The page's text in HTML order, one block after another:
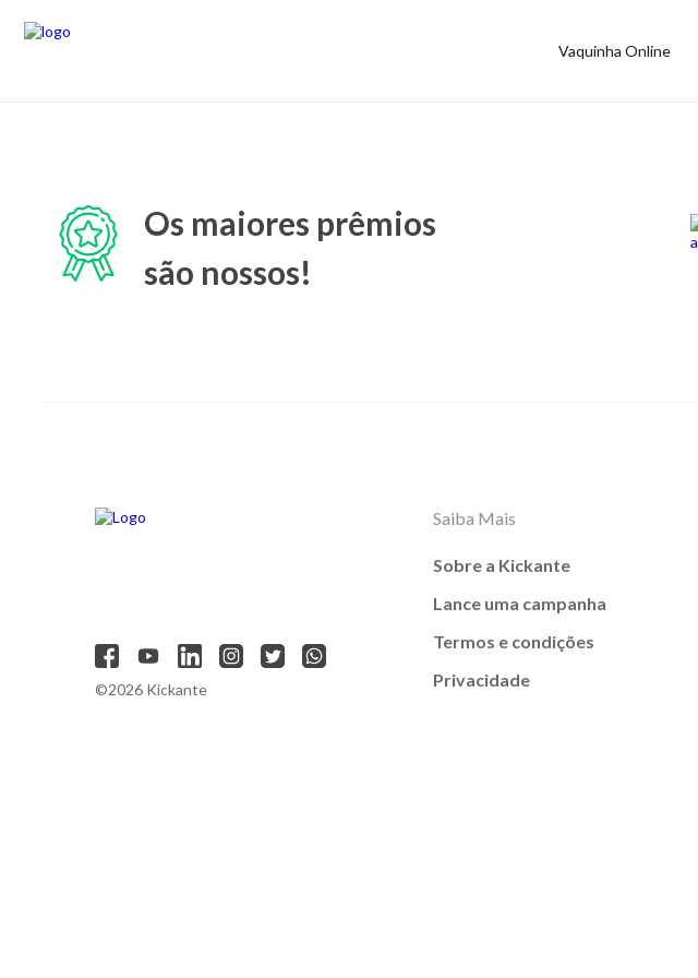
Vaquinha Online
Os maiores prêmios
são nossos!
©2026 Kickante
Saiba Mais
Sobre a Kickante
Lance uma campanha
Termos e condições
Privacidade